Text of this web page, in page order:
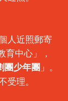
人近照郵寄
育中心」，
團少年團 」。
理。